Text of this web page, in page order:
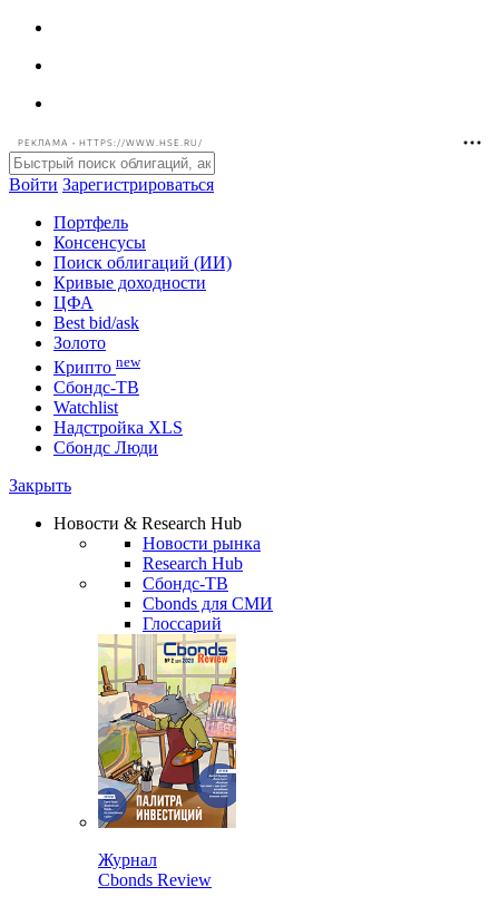
РЕКЛАМА • HTTPS://WWW.HSE.RU/
Войти Зарегистрироваться
Портфель
Консенсусы
Поиск облигаций (ИИ)
Кривые доходности
ЦФА
Best bid/ask
Золото
Крипто new
Сбондс-ТВ
Watchlist
Надстройка XLS
Сбондс Люди
Закрыть
Новости & Research Hub
Новости рынка
Research Hub
Сбондс-ТВ
Cbonds для СМИ
Глоссарий
Журнал
Cbonds Review